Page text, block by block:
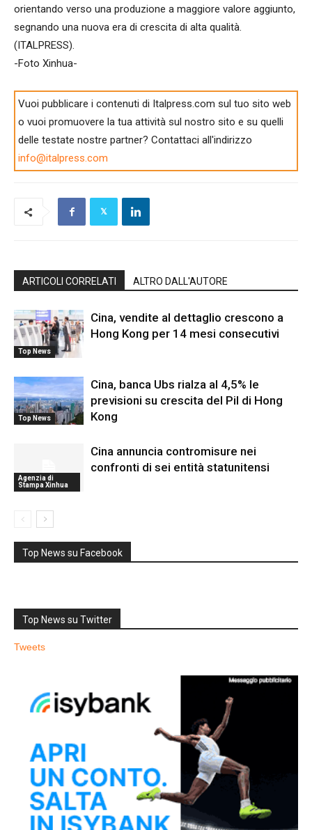
orientando verso una produzione a maggiore valore aggiunto,
segnando una nuova era di crescita di alta qualità.
(ITALPRESS).
-Foto Xinhua-
Vuoi pubblicare i contenuti di Italpress.com sul tuo sito web
o vuoi promuovere la tua attività sul nostro sito e su quelli
delle testate nostre partner? Contattaci all'indirizzo
info@italpress.com
ARTICOLI CORRELATI ALTRO DALL'AUTORE
Top News
Cina, vendite al dettaglio crescono a
Hong Kong per 14 mesi consecutivi
Top News
Cina, banca Ubs rialza al 4,5% le
previsioni su crescita del Pil di Hong
Kong
Agenzia di
Stampa Xinhua
Cina annuncia contromisure nei
confronti di sei entità statunitensi
Top News su Facebook
Top News su Twitter
Tweets